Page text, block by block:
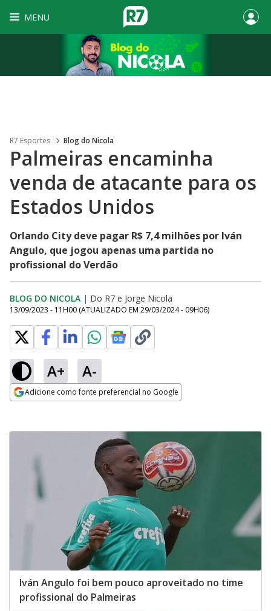
MENU
R7 Esportes Blog do Nicola
Palmeiras encaminha
venda de atacante para os
Estados Unidos
Orlando City deve pagar R$ 7,4 milhões por Iván
Angulo, que jogou apenas uma partida no
profissional do Verdão
BLOG DO NICOLA | Do R7 e Jorge Nicola
13/09/2023 - 11H00 (ATUALIZADO EM 29/03/2024 - 09H06)
A+ A-
Adicione como fonte preferencial no Google
Iván Angulo foi bem pouco aproveitado no time
profissional do Palmeiras